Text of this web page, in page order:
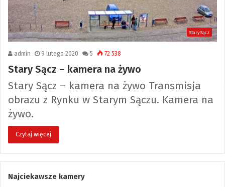
Stary Sącz
admin 9 lutego 2020 5 72 538
Stary Sącz – kamera na żywo
Stary Sącz – kamera na żywo Transmisja
obrazu z Rynku w Starym Sączu. Kamera na
żywo.
Czytaj więcej
Najciekawsze kamery